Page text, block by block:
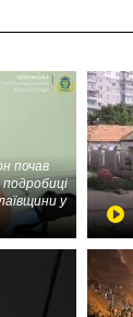
почав
подробиці
у